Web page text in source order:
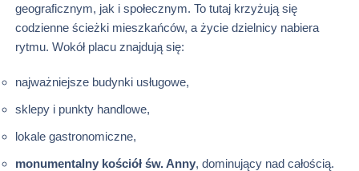
geograficznym, jak i społecznym. To tutaj krzyżują się
codzienne ścieżki mieszkańców, a życie dzielnicy nabiera
rytmu. Wokół placu znajdują się:
najważniejsze budynki usługowe,
sklepy i punkty handlowe,
lokale gastronomiczne,
monumentalny kościół św. Anny, dominujący nad całością.